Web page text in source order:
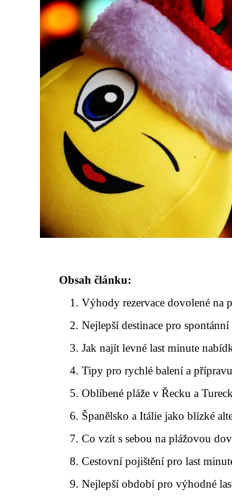
Obsah článku:
Výhody rezervace dovolené na
Nejlepší destinace pro
Jak najít levné last minute
Tipy pro rychlé balení a přípravu
Oblíbené pláže v Řecku a
Španělsko a Itálie jako blízké
Co vzít s sebou na plážovou
Cestovní pojištění pro last
Nejlepší období pro výhodné